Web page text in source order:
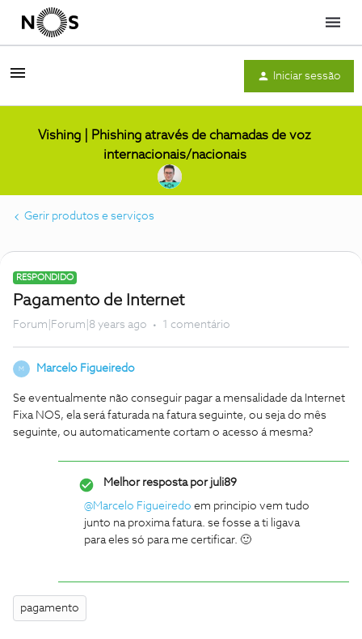
Menu
Iniciar sessão
Vishing | Phishing através de chamadas de voz
internacionais/nacionais
Gerir produtos e serviços
RESPONDIDO
Pagamento de Internet
Forum|Forum|8 years ago 1 comentário
M Marcelo Figueiredo
Se eventualmente não conseguir pagar a mensalidade da Internet
Fixa NOS, ela será faturada na fatura seguinte, ou seja do mês
seguinte, ou automaticamente cortam o acesso á mesma?
Melhor resposta porjuli89
@Marcelo Figueiredo em principio vem tudo
junto na proxima fatura. se fosse a ti ligava
para eles só para me certificar. 🙂
pagamento